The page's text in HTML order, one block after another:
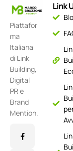
Piattafor
ma
Italiana
di Link
Building,
Digital
PR e
Brand
Mention.
Link